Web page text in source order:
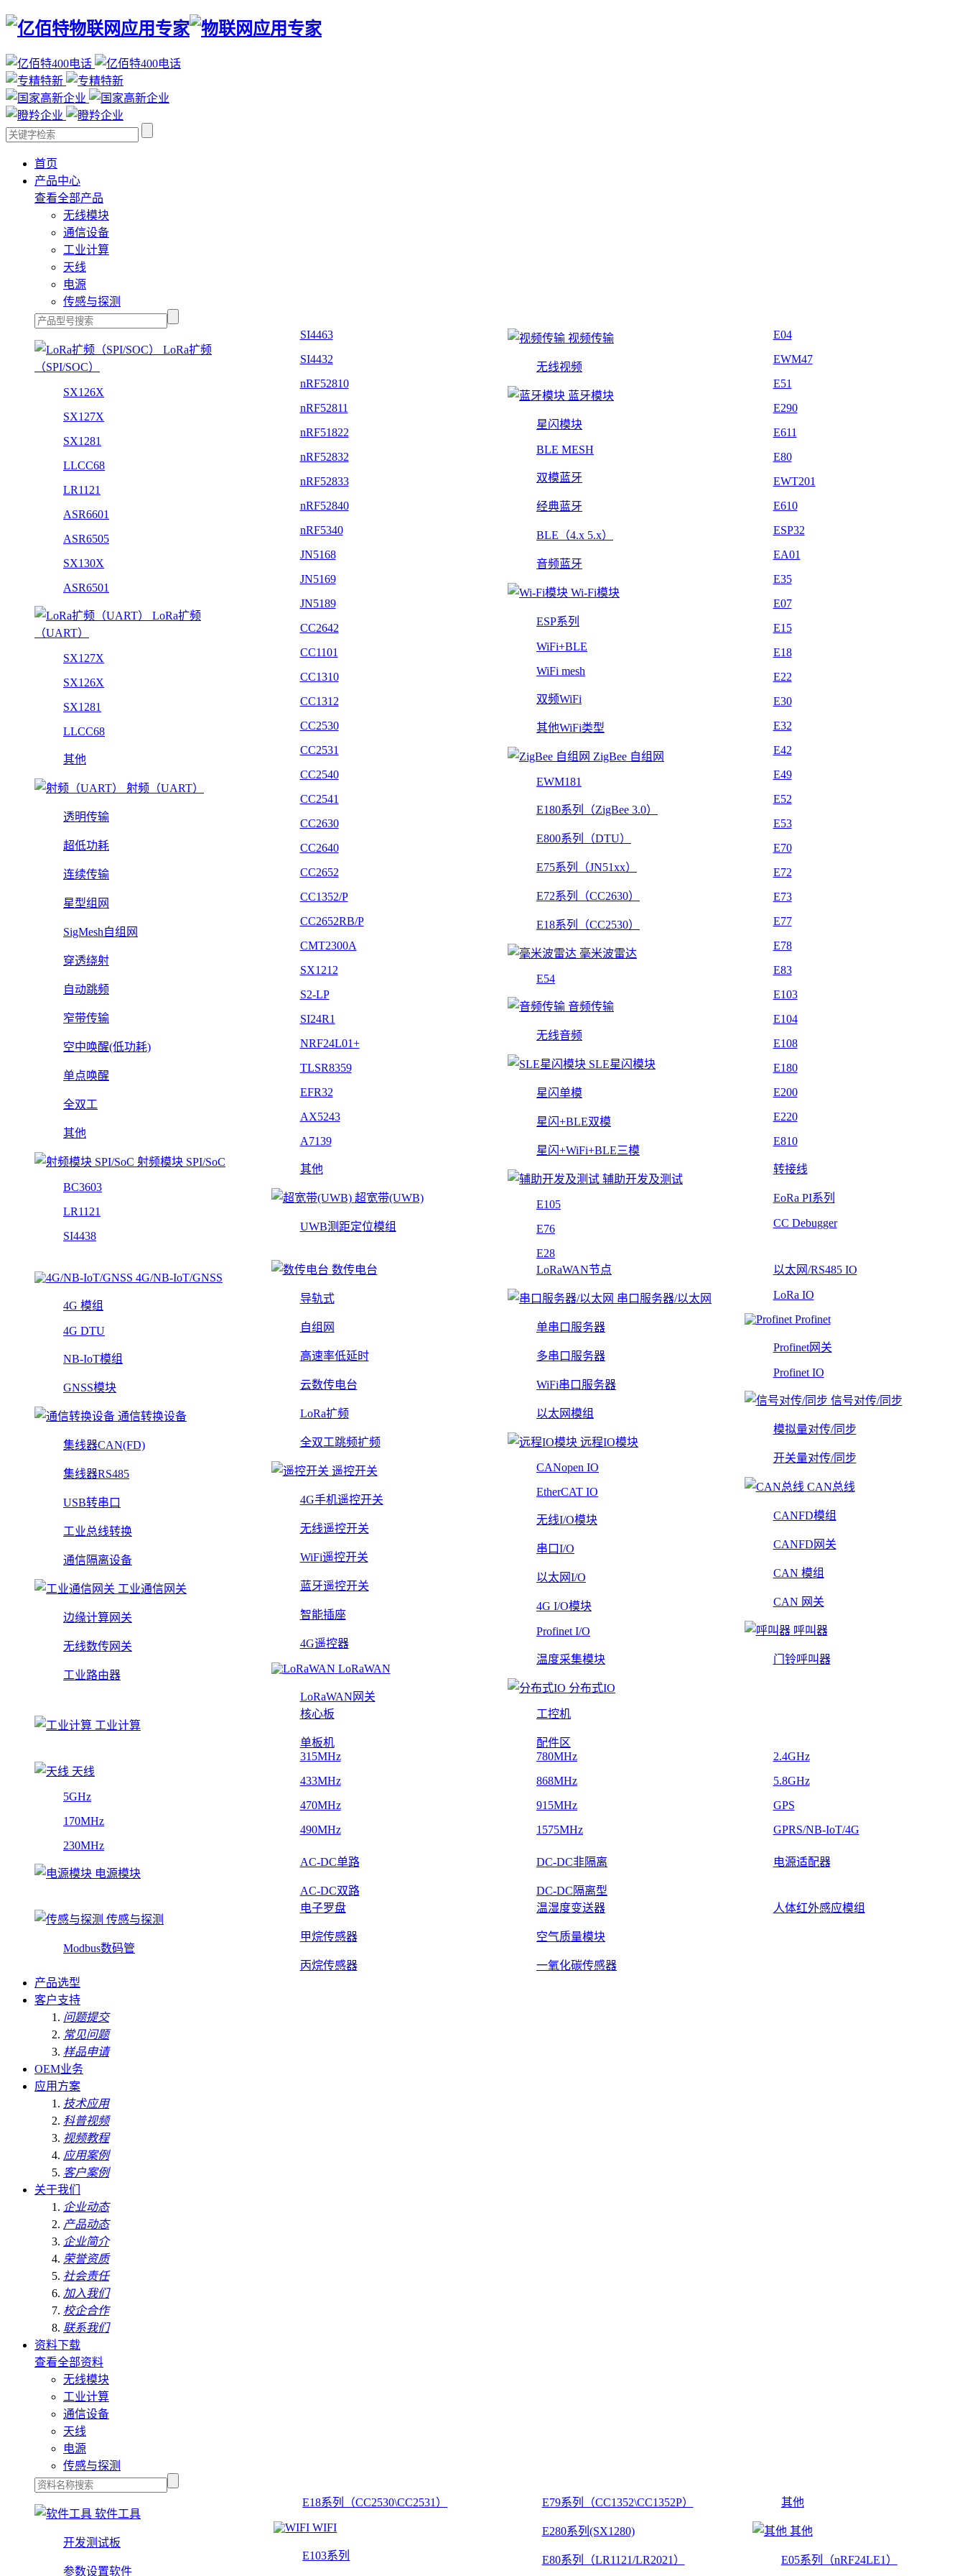
首页
产品中心
查看全部产品
无线模块
通信设备
工业计算
天线
电源
传感与探测
LoRa扩频
（SPI/SOC）
SX126X
SX127X
SX1281
LLCC68
LR1121
ASR6601
ASR6505
SX130X
ASR6501
LoRa扩频
（UART）
SX127X
SX126X
SX1281
LLCC68
其他
射频（UART）
透明传输
超低功耗
连续传输
星型组网
SigMesh自组网
穿透绕射
自动跳频
窄带传输
空中唤醒(低功耗)
单点唤醒
全双工
其他
射频模块 SPI/SoC
BC3603
LR1121
SI4438
SI4463
SI4432
nRF52810
nRF52811
nRF51822
nRF52832
nRF52833
nRF52840
nRF5340
JN5168
JN5169
JN5189
CC2642
CC1101
CC1310
CC1312
CC2530
CC2531
CC2540
CC2541
CC2630
CC2640
CC2652
CC1352/P
CC2652RB/P
CMT2300A
SX1212
S2-LP
SI24R1
NRF24L01+
TLSR8359
EFR32
AX5243
A7139
其他
超宽带(UWB)
UWB测距定位模组
视频传输
无线视频
蓝牙模块
星闪模块
BLE MESH
双模蓝牙
经典蓝牙
BLE（4.x 5.x）
音频蓝牙
Wi-Fi模块
ESP系列
WiFi+BLE
WiFi mesh
双频WiFi
其他WiFi类型
ZigBee 自组网
EWM181
E180系列（ZigBee 3.0）
E800系列（DTU）
E75系列（JN51xx）
E72系列（CC2630）
E18系列（CC2530）
毫米波雷达
E54
音频传输
无线音频
SLE星闪模块
星闪单模
星闪+BLE双模
星闪+WiFi+BLE三模
辅助开发及测试
E105
E76
E28
E04
EWM47
E51
E290
E611
E80
EWT201
E610
ESP32
EA01
E35
E07
E15
E18
E22
E30
E32
E42
E49
E52
E53
E70
E72
E73
E77
E78
E83
E103
E104
E108
E180
E200
E220
E810
转接线
EoRa PI系列
CC Debugger
4G/NB-IoT/GNSS
4G 模组
4G DTU
NB-IoT模组
GNSS模块
通信转换设备
集线器CAN(FD)
集线器RS485
USB转串口
工业总线转换
通信隔离设备
工业通信网关
边缘计算网关
无线数传网关
工业路由器
数传电台
导轨式
自组网
高速率低延时
云数传电台
LoRa扩频
全双工跳频扩频
遥控开关
4G手机遥控开关
无线遥控开关
WiFi遥控开关
蓝牙遥控开关
智能插座
4G遥控器
LoRaWAN
LoRaWAN网关
LoRaWAN节点
串口服务器/以太网
单串口服务器
多串口服务器
WiFi串口服务器
以太网模组
远程IO模块
CANopen IO
EtherCAT IO
无线I/O模块
串口I/O
以太网I/O
4G I/O模块
Profinet I/O
温度采集模块
分布式IO
以太网/RS485 IO
LoRa IO
Profinet
Profinet网关
Profinet IO
信号对传/同步
模拟量对传/同步
开关量对传/同步
CAN总线
CANFD模组
CANFD网关
CAN 模组
CAN 网关
呼叫器
门铃呼叫器
工业计算
核心板
单板机
工控机
配件区
天线
5GHz
170MHz
230MHz
315MHz
433MHz
470MHz
490MHz
780MHz
868MHz
915MHz
1575MHz
2.4GHz
5.8GHz
GPS
GPRS/NB-IoT/4G
电源模块
AC-DC单路
AC-DC双路
DC-DC非隔离
DC-DC隔离型
电源适配器
传感与探测
Modbus数码管
电子罗盘
甲烷传感器
丙烷传感器
温湿度变送器
空气质量模块
一氧化碳传感器
人体红外感应模组
产品选型
客户支持
问题提交
常见问题
样品申请
OEM业务
应用方案
技术应用
科普视频
视频教程
应用案例
客户案例
关于我们
企业动态
产品动态
企业简介
荣誉资质
社会责任
加入我们
校企合作
联系我们
资料下载
查看全部资料
无线模块
工业计算
通信设备
天线
电源
传感与探测
软件工具
开发测试板
参数设置软件
E18系列（CC2530\CC2531）
WIFI
E103系列
E79系列（CC1352\CC1352P）
E280系列(SX1280)
E80系列（LR1121/LR2021）
其他
其他
E05系列（nRF24LE1）